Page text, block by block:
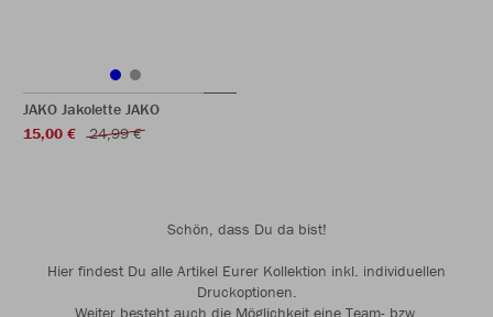
JAKO Jakolette JAKO
15,00 €
24,99 €
Schön, dass Du da bist!
Hier findest Du alle Artikel Eurer Kollektion inkl. individuellen
Druckoptionen.
Weiter besteht auch die Möglichkeit eine Team- bzw.